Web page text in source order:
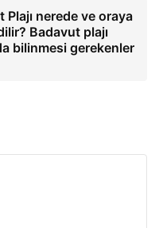
Plajı nerede ve oraya
Badavut plajı
bilinmesi gerekenler